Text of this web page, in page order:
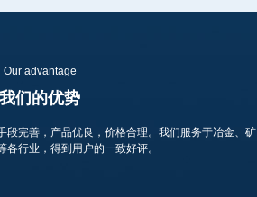
Our advantage
我们的优势
段完善，产品优良，价格合理。我们服务于冶金、矿
各行业，得到用户的一致好评。